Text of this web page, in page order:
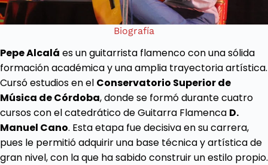
Biografía
Pepe Alcalá es un guitarrista flamenco con una sólida
formación académica y una amplia trayectoria artística.
Cursó estudios en el Conservatorio Superior de
Música de Córdoba, donde se formó durante cuatro
cursos con el catedrático de Guitarra Flamenca D.
Manuel Cano. Esta etapa fue decisiva en su carrera,
pues le permitió adquirir una base técnica y artística de
gran nivel, con la que ha sabido construir un estilo propio.